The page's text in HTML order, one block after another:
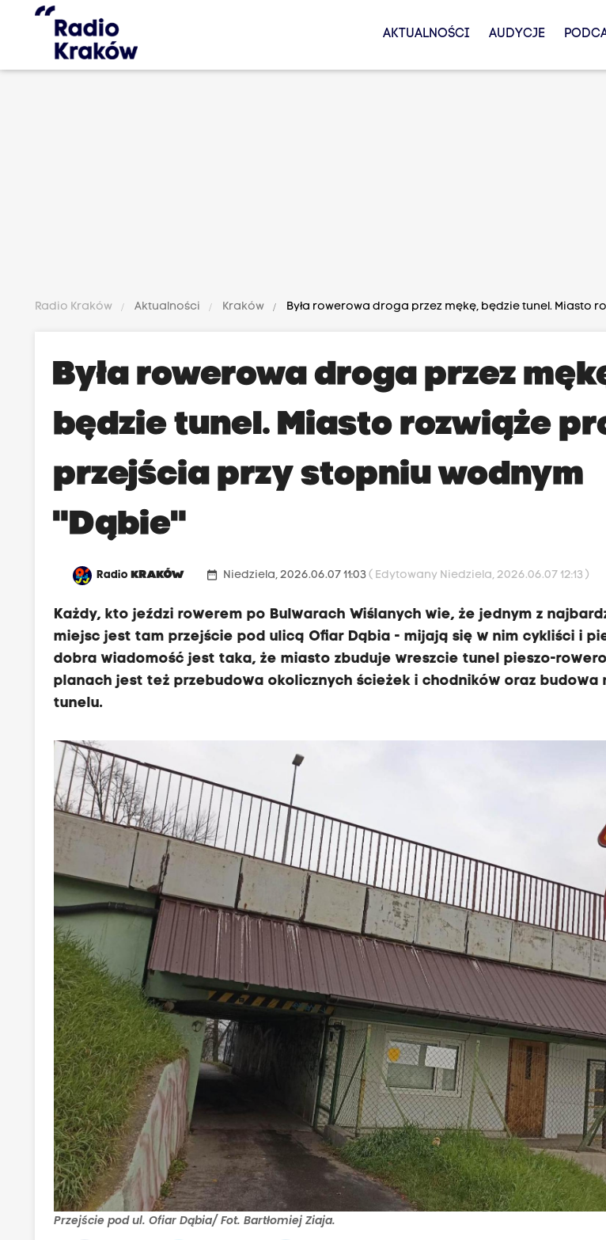
AKTUALNOŚCI AUDYCJE
Radio Kraków Aktualności Kraków Była rowerowa droga przez mękę, będzie tunel. Miasto
Była rowerowa droga przez
będzie tunel. Miasto rozwiąże
przejścia przy stopniu wodnym
"Dąbie"
RadioKRAKÓW date_range Niedziela, 2026.06.07 11:03( Edytowany Niedziela, 2026.06.07 12:13 )
Każdy, kto jeździ rowerem po Bulwarach Wiślanych wie, że jednym z
miejsc jest tam przejście pod ulicą Ofiar Dąbia - mijają się w nim cykliści i
dobra wiadomość jest taka, że miasto zbuduje wreszcie tunel pieszo-
planach jest też przebudowa okolicznych ścieżek i chodników oraz budowa
tunelu.
Przejście pod ul. Ofiar Dąbia/ Fot. Bartłomiej Ziaja.